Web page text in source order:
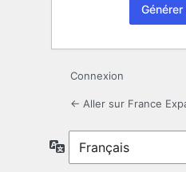
Connexion
← Aller sur France
Langue